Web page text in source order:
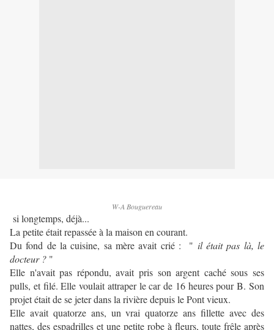
W-A Bouguereau
si longtemps, déjà...
La petite était repassée à la maison en courant.
Du fond de la cuisine, sa mère avait crié : " il était pas là, le
docteur ? "
Elle n'avait pas répondu, avait pris son argent caché sous ses
pulls, et filé. Elle voulait attraper le car de 16 heures pour B. Son
projet était de se jeter dans la rivière depuis le Pont vieux.
Elle avait quatorze ans, un vrai quatorze ans fillette avec des
nattes, des espadrilles et une petite robe à fleurs, toute frêle après